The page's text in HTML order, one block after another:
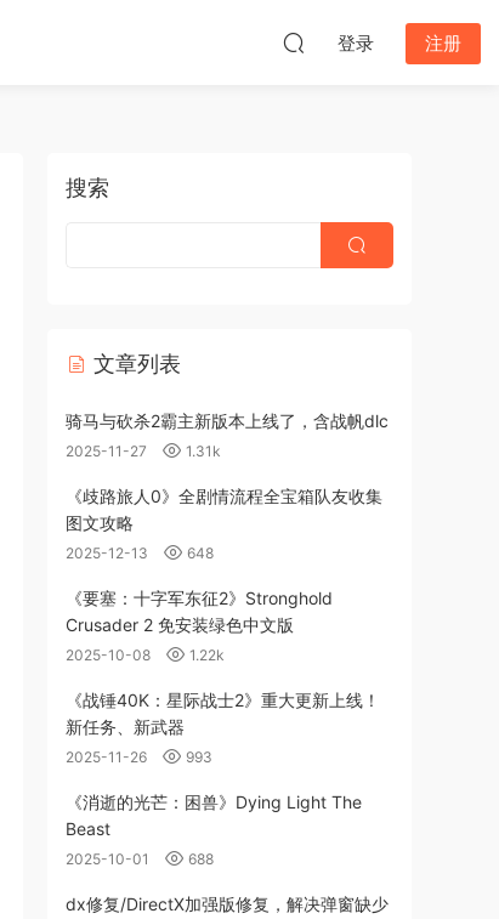
登录 注册
搜索
文章列表
骑马与砍杀2霸主新版本上线了，含战帆dlc
2025-11-27 1.31k
《歧路旅人0》全剧情流程全宝箱队友收集
图文攻略
2025-12-13 648
《要塞：十字军东征2》Stronghold
Crusader 2 免安装绿色中文版
2025-10-08 1.22k
《战锤40K：星际战士2》重大更新上线！
新任务、新武器
2025-11-26 993
《消逝的光芒：困兽》Dying Light The
Beast
2025-10-01 688
dx修复/DirectX加强版修复，解决弹窗缺少